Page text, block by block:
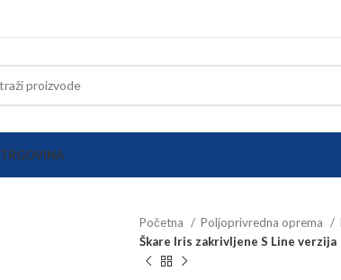
TRGOVINA
Početna Poljoprivredna oprema
Škare Iris zakrivljene S Line verzija